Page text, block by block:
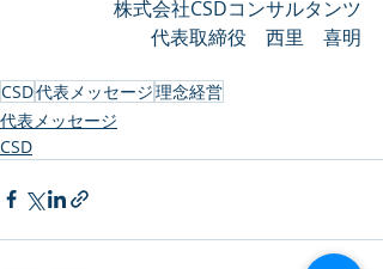
株式会社CSDコンサルタンツ
代表取締役　西里　喜明
CSD代表メッセージ理念経営
代表メッセージ
CSD